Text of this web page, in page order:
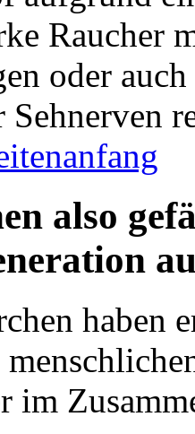
Raucher
oder
also
haben
im